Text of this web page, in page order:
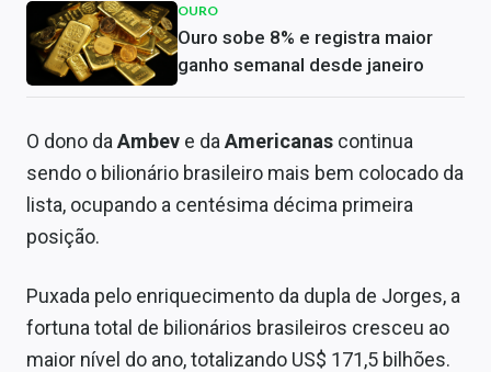
OURO
Ouro sobe 8% e registra maior
ganho semanal desde janeiro
O dono da Ambev e da Americanas continua
sendo o bilionário brasileiro mais bem colocado da
lista, ocupando a centésima décima primeira
posição.
Puxada pelo enriquecimento da dupla de Jorges, a
fortuna total de bilionários brasileiros cresceu ao
maior nível do ano, totalizando US$ 171,5 bilhões.